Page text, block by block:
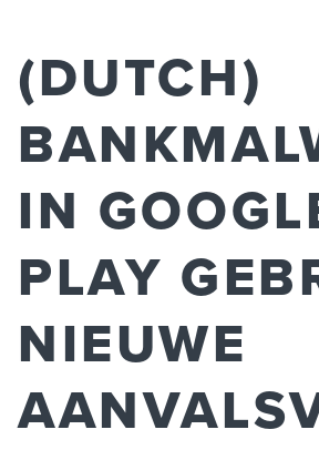
(DUTCH)
IN
PLAY
NIEUWE